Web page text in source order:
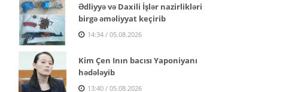
Ədliyyə və Daxili İşlər nazirlikləri
birgə əməliyyat keçirib
14:34 / 05.08.2026
Kim Çen Inın bacısı Yaponiyanı
hədələyib
13:40 / 05.08.2026